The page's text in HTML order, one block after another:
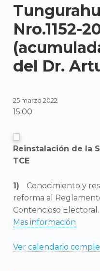
Nro.1152-
del Dr.
25 marzo 2022
15:00
Reinstalación de la
TCE
Conocimiento y
reforma al
Contencioso Electoral.
Mas información
Ver calendario